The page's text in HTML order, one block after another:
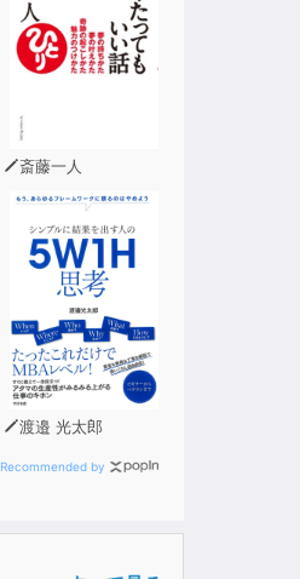
斎藤一人
渡邉 光太郎
Recommended by